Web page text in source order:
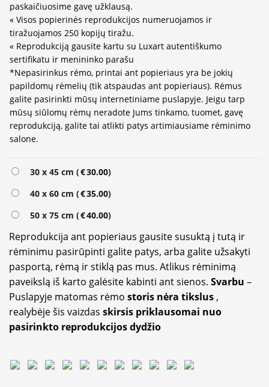
paskaičiuosime gavę užklausą.
« Visos popierinės reprodukcijos numeruojamos ir
tiražuojamos 250 kopijų tiražu.
« Reprodukciją gausite kartu su Luxart autentiškumo
sertifikatu ir menininko parašu
*Nepasirinkus rėmo, printai ant popieriaus yra be jokių
papildomų rėmelių (tik atspaudas ant popieriaus). Rėmus
galite pasirinkti mūsų internetiniame puslapyje. Jeigu tarp
mūsų siūlomų rėmų neradote Jums tinkamo, tuomet, gavę
reprodukciją, galite tai atlikti patys artimiausiame rėminimo
salone.
30 x 45 cm (€30.00)
40 x 60 cm (€35.00)
50 x 75 cm (€40.00)
Reprodukcija ant popieriaus gausite susuktą į tutą ir
rėminimu pasirūpinti galite patys, arba galite užsakyti
pasportą, rėmą ir stiklą pas mus. Atlikus rėminimą
paveikslą iš karto galėsite kabinti ant sienos. Svarbu –
Puslapyje matomas rėmo storis nėra tikslus ,
realybėje šis vaizdas skirsis priklausomai nuo
pasirinkto reprodukcijos dydžio